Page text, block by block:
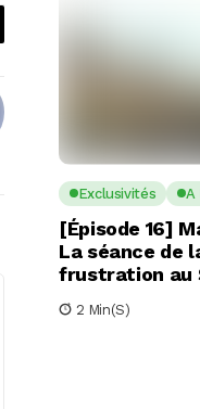
Exclusivités A
[Épisode 16]
La séance de
frustration au
2 Min(s)